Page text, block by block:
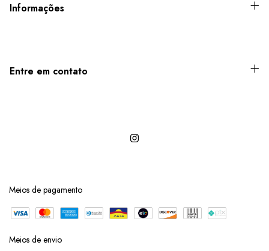
Informações
Entre em contato
Meios de pagamento
Meios de envio